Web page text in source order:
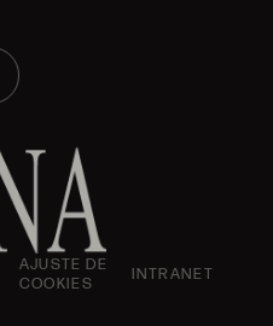
AJUSTE DE
COOKIES
INTRANET